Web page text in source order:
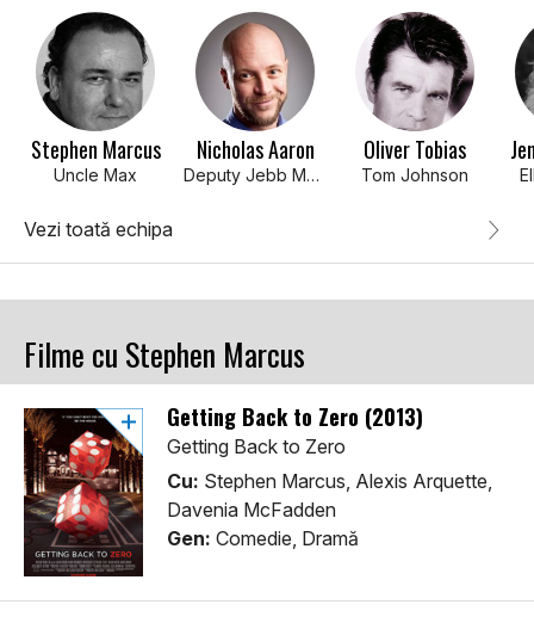
Stephen Marcus
Uncle Max
Nicholas Aaron
Deputy Jebb McQuarrie
Oliver Tobias
Tom Johnson
Vezi toată echipa
Filme cu Stephen Marcus
Getting Back to Zero (2013)
Getting Back to Zero
Cu: Stephen Marcus, Alexis Arquette,
Davenia McFadden
Gen: Comedie, Dramă